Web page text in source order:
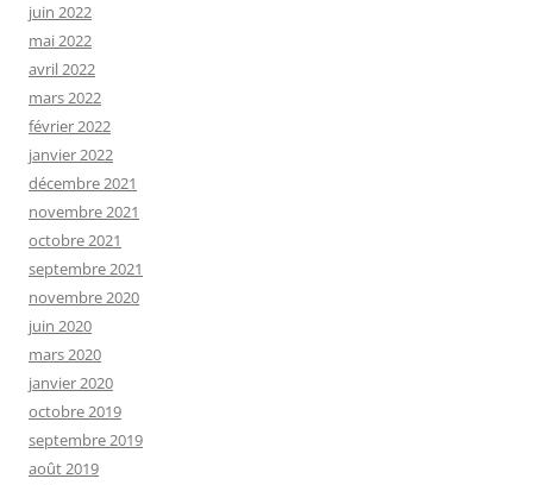
juin 2022
mai 2022
avril 2022
mars 2022
février 2022
janvier 2022
décembre 2021
novembre 2021
octobre 2021
septembre 2021
novembre 2020
juin 2020
mars 2020
janvier 2020
octobre 2019
septembre 2019
août 2019